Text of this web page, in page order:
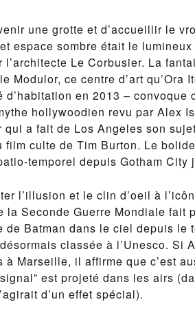
une grotte et d’accueillir le
espace sombre était le
l’architecte Le Corbusier. La
Modulor, ce centre d’art qu’Ora
d’habitation en 2013 –
hollywoodien revu par Alex
qui a fait de Los Angeles son
film culte de Tim Burton. Le
temporel depuis Gotham City
l’illusion et le clin d’oeil à
la Seconde Guerre Mondiale fait
de Batman dans le ciel depuis le
classée à l’Unesco. Si
à Marseille, il affirme que c’est
est projeté dans les airs
d’un effet spécial).